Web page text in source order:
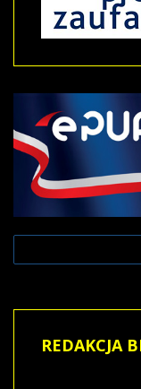
REDAKCJA